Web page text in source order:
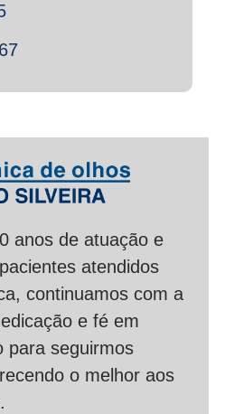
anos de atuação e
atendidos
continuamos com a
e fé em
para seguirmos
o melhor aos